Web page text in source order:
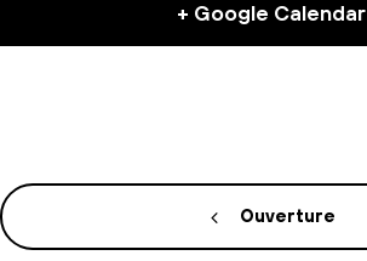
+ Google Calendar
Ouverture